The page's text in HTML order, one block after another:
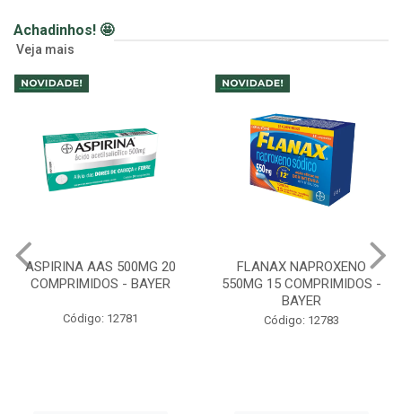
Achadinhos! 🤩
Veja mais
FLANAX NAPROXENO
550MG 15 COMPRIMIDOS -
Código: 12783
SABONETE HIDRATANTE
CREMOSO RELAX 200ML
LAVANDA - WELEDA
Código: 12159